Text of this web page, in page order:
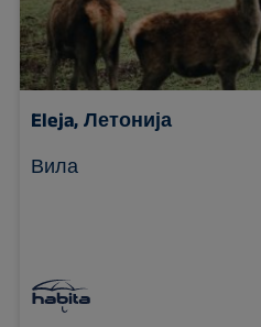
Eleja, Летонија
Вила